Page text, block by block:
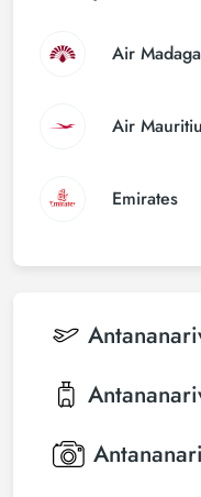
Air
Air
Emirates